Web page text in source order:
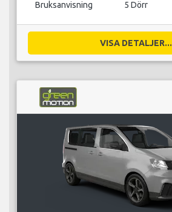
Bruksanvisning 5 Dörr
VISA DETALJER...